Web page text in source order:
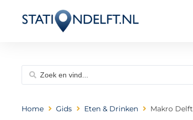
Home Gids Eten & Drinken Makro Delft